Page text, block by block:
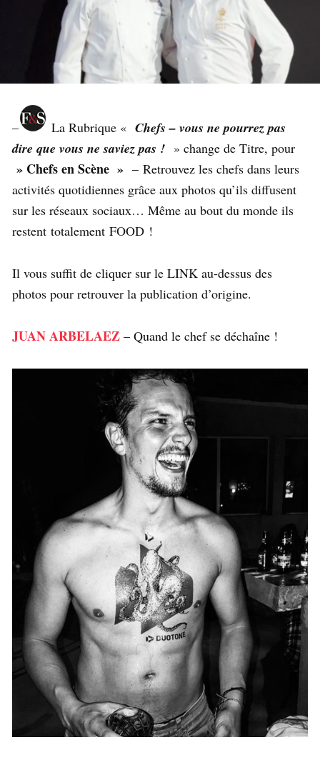
– La Rubrique « Chefs – vous ne pourrez pas
dire que vous ne saviez pas ! » change de Titre, pour
» Chefs en Scène » – Retrouvez les chefs dans leurs
activités quotidiennes grâce aux photos qu’ils diffusent
sur les réseaux sociaux… Même au bout du monde ils
restent totalement FOOD !
Il vous suffit de cliquer sur le LINK au-dessus des
photos pour retrouver la publication d’origine.
JUAN ARBELAEZ – Quand le chef se déchaîne !